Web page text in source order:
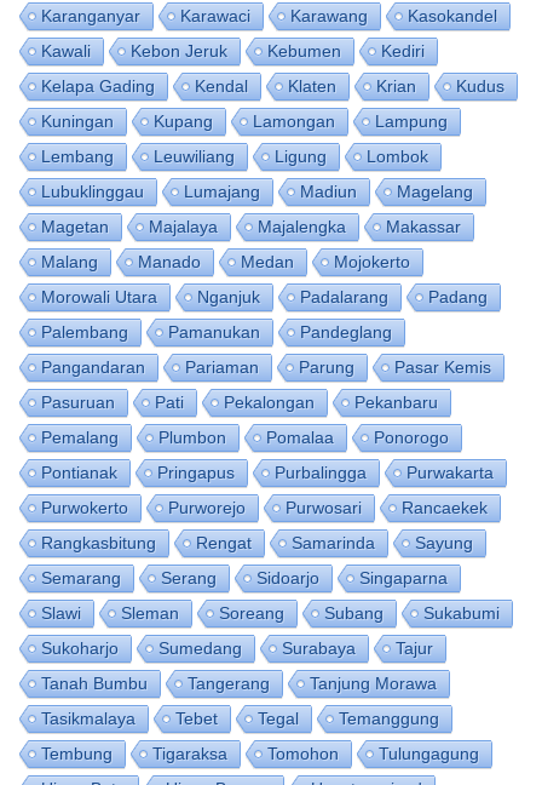
Karanganyar
Karawaci Karawang
Kasokandel
Kawali
Kebon Jeruk Kebumen
Kediri
Kelapa Gading
Kendal Klaten Krian
Kudus
Kuningan
Kupang Lamongan
Lampung
Lembang
Leuwiliang Ligung
Lombok
Lubuklinggau
Lumajang Madiun
Magelang
Magetan
Majalaya Majalengka
Makassar
Malang
Manado Medan
Mojokerto
Morowali Utara
Nganjuk Padalarang
Padang
Palembang
Pamanukan
Pandeglang
Pangandaran
Pariaman Parung
Pasar Kemis
Pasuruan
Pati Pekalongan
Pekanbaru
Pemalang
Plumbon Pomalaa
Ponorogo
Pontianak
Pringapus Purbalingga
Purwakarta
Purwokerto
Purworejo Purwosari
Rancaekek
Rangkasbitung
Rengat Samarinda
Sayung
Semarang
Serang Sidoarjo
Singaparna
Slawi
Sleman Soreang Subang
Sukabumi
Sukoharjo
Sumedang Surabaya
Tajur
Tanah Bumbu
Tangerang
Tanjung Morawa
Tasikmalaya
Tebet Tegal
Temanggung
Tembung
Tigaraksa Tomohon
Tulungagung